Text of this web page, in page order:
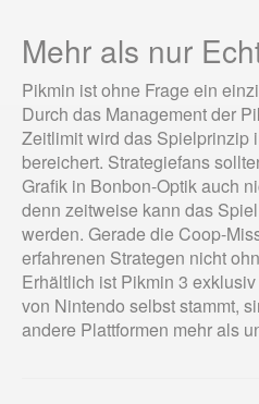
Mehr als nur
Pikmin ist ohne Frage ein
Durch das Management der
Zeitlimit wird das Spielprinzip
bereichert. Strategiefans
Grafik in Bonbon-Optik auch
denn zeitweise kann das
werden. Gerade die Coop-
erfahrenen Strategen nicht
Erhältlich ist Pikmin 3
von Nintendo selbst stammt,
andere Plattformen mehr als